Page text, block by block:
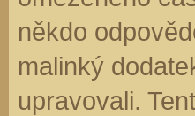
někdo
malinký
upravovali.